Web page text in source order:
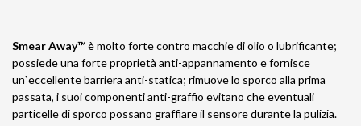
Smear Away™è molto forte contro macchie di olio o lubrificante;
possiede una forte proprietà anti-appannamento e fornisce
un`eccellente barriera anti-statica; rimuove lo sporco alla prima
passata, i suoi componenti anti-graffio evitano che eventuali
particelle di sporco possano graffiare il sensore durante la pulizia.